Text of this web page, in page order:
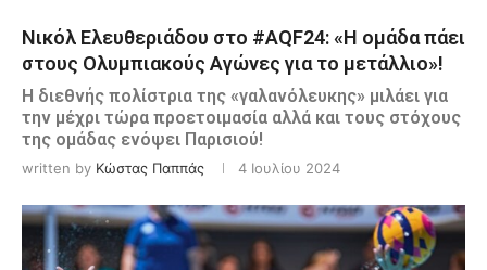
Νικόλ Ελευθεριάδου στο #AQF24: «Η ομάδα πάει
στους Ολυμπιακούς Αγώνες για το μετάλλιο»!
Η διεθνής πολίστρια της «γαλανόλευκης» μιλάει για
την μέχρι τώρα προετοιμασία αλλά και τους στόχους
της ομάδας ενόψει Παρισιού!
written by Κώστας Παππάς 4 Ιουλίου 2024